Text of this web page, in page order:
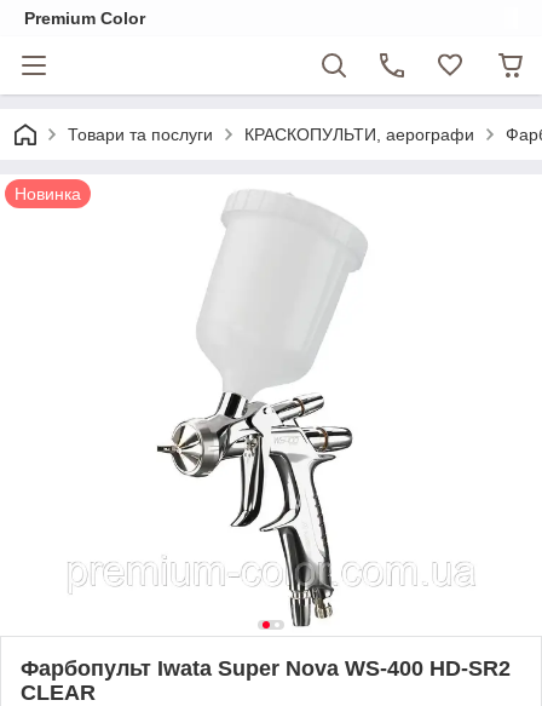
Premium Color
Товари та послуги КРАСКОПУЛЬТИ, аерографи
Новинка
Фарбопульт Iwata Super Nova WS-400 НD-SR2
CLEAR